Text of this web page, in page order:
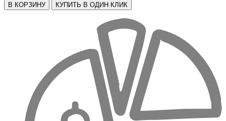
В КОРЗИНУ КУПИТЬ В ОДИН КЛИК